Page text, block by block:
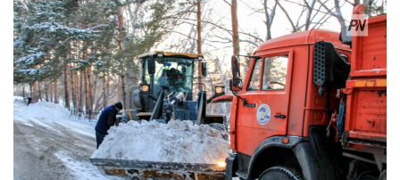
КАЗАХСТАН
МИР
СПЕЦПРОЕКТЫ
СПОРТ